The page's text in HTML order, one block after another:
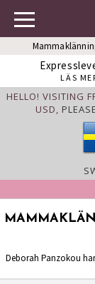
LÄS
HELLO! VISITING
USD,
Deborah Panzokou